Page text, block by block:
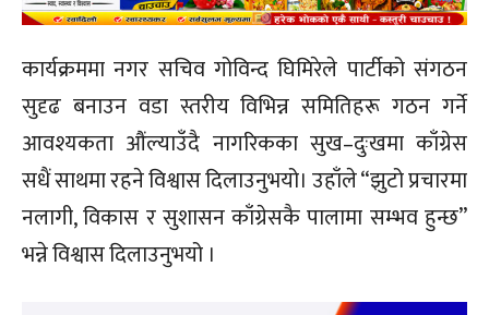
कार्यक्रममा नगर सचिव गोविन्द घिमिरेले पार्टीको संगठन
सुदृढ बनाउन वडा स्तरीय विभिन्न समितिहरू गठन गर्ने
आवश्यकता औंल्याउँदै नागरिकका सुख–दुःखमा काँग्रेस
सधैं साथमा रहने विश्वास दिलाउनुभयो। उहाँले “झुटो प्रचारमा
नलागी, विकास र सुशासन काँग्रेसकै पालामा सम्भव हुन्छ”
भन्ने विश्वास दिलाउनुभयो ।